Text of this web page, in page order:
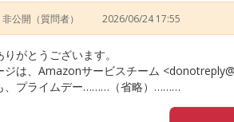
公開 （質問者） 2026/06/24 17:55
がとうございます。
ジは、Amazonサービスチーム
、プライムデー………（省略）………